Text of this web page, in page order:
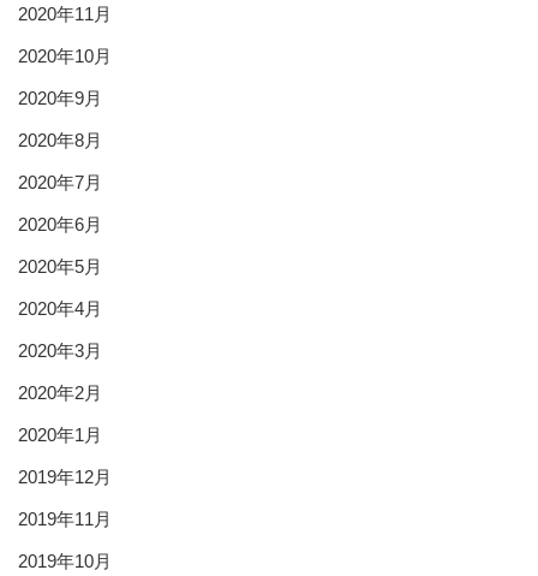
2020年11月
2020年10月
2020年9月
2020年8月
2020年7月
2020年6月
2020年5月
2020年4月
2020年3月
2020年2月
2020年1月
2019年12月
2019年11月
2019年10月